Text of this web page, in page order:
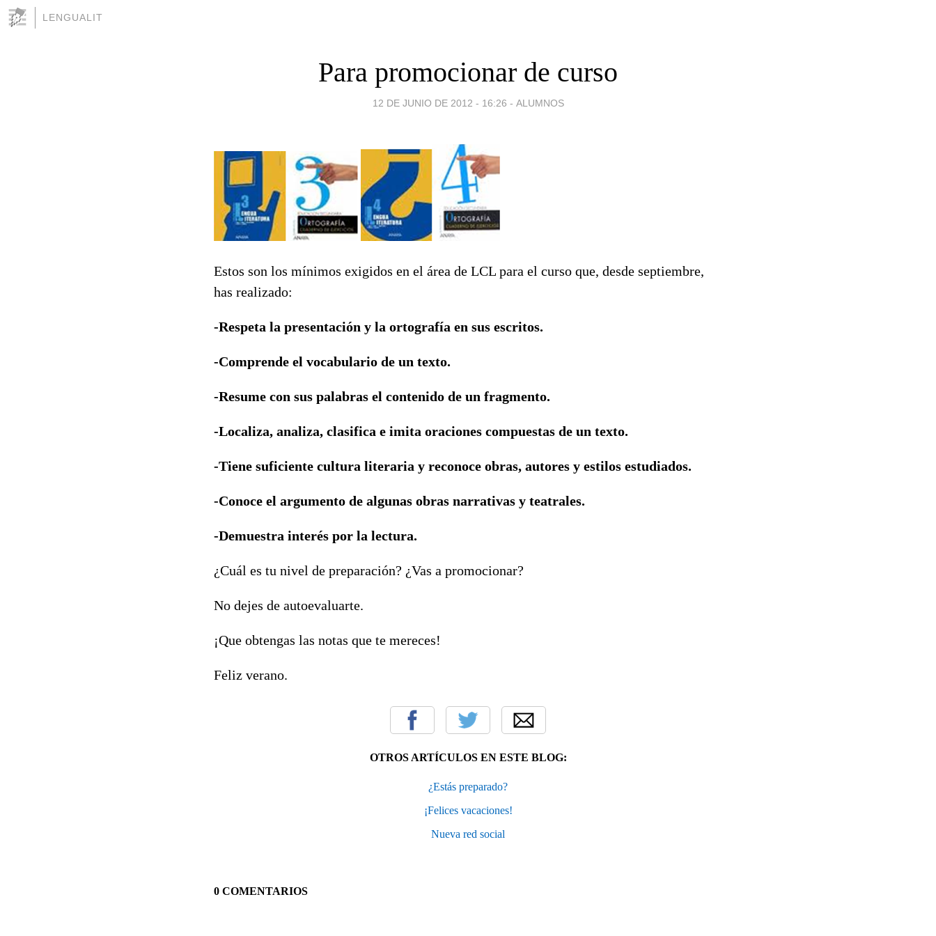
LENGUALIT
Para promocionar de curso
12 DE JUNIO DE 2012 - 16:26 - ALUMNOS
Estos son los mínimos exigidos en el área de LCL para el curso que, desde septiembre,
has realizado:
-Respeta la presentación y la ortografía en sus escritos.
-Comprende el vocabulario de un texto.
-Resume con sus palabras el contenido de un fragmento.
-Localiza, analiza, clasifica e imita oraciones compuestas de un texto.
-Tiene suficiente cultura literaria y reconoce obras, autores y estilos estudiados.
-Conoce el argumento de algunas obras narrativas y teatrales.
-Demuestra interés por la lectura.
¿Cuál es tu nivel de preparación? ¿Vas a promocionar?
No dejes de autoevaluarte.
¡Que obtengas las notas que te mereces!
Feliz verano.
OTROS ARTÍCULOS EN ESTE BLOG:
¿Estás preparado?
¡Felices vacaciones!
Nueva red social
0 COMENTARIOS